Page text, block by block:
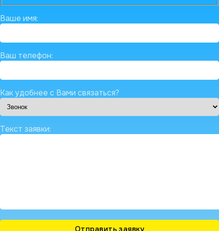
Ваше имя:
Ваш телефон:
Как удобнее с Вами связаться?
Текст заявки: